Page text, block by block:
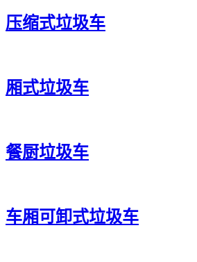
压缩式垃圾车
厢式垃圾车
餐厨垃圾车
车厢可卸式垃圾车